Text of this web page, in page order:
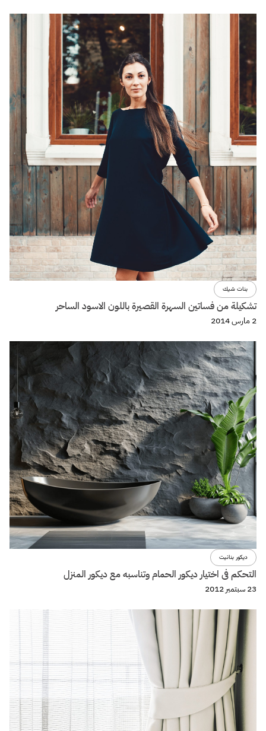
بنات شيك
تشكيلة من فساتين السهرة القصيرة باللون الاسود الساحر
2 مارس 2014
ديكور بنانيت
التحكم فى اختيار ديكور الحمام وتناسبه مع ديكور المنزل
23 سبتمبر 2012